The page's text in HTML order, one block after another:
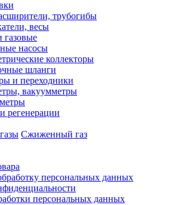
трубогибы
весы
газовые
насосы
коллекторы
шланги
и переходники
вакуумметры
регенерации
Сжиженный газ
персональных данных
персональных данных